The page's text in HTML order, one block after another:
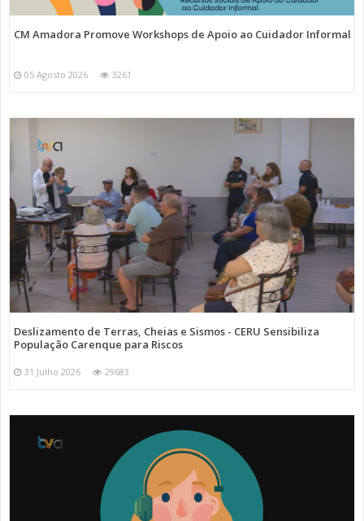
CM Amadora Promove Workshops de Apoio ao Cuidador Informal
05 Agosto 2026 3261
Deslizamento de Terras, Cheias e Sismos - CERU Sensibiliza
População Carenque para Riscos
31 Julho 2026 29683